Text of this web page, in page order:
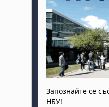
30 ноември
Запознайте се
НБУ!